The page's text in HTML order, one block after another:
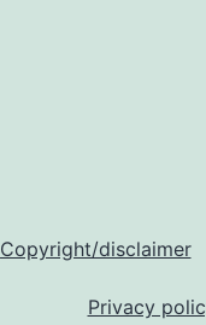
Copyright/disclaimer
Privacy